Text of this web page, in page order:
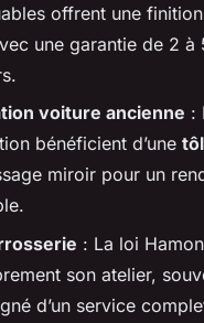
offrent une
une garantie de 2 à
voiture ancienne :
bénéficient d’une
miroir pour un
: La loi
son atelier,
d’un service